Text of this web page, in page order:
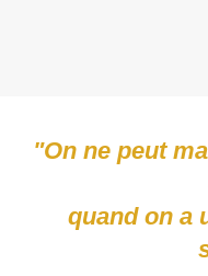
"On ne peut
quand on a